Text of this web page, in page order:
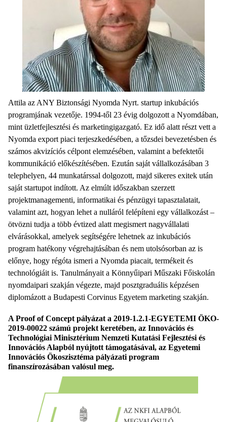
Attila az ANY Biztonsági Nyomda Nyrt. startup inkubációs
programjának vezetője. 1994-től 23 évig dolgozott a Nyomdában,
mint üzletfejlesztési és marketingigazgató. Ez idő alatt részt vett a
Nyomda export piaci terjeszkedésében, a tőzsdei bevezetésben és
számos akvizíciós célpont elemzésében, valamint a befektetői
kommunikáció előkészítésében. Ezután saját vállalkozásában 3
telephelyen, 44 munkatárssal dolgozott, majd sikeres exitek után
saját startupot indított. Az elmúlt időszakban szerzett
projektmanagementi, informatikai és pénzügyi tapasztalatait,
valamint azt, hogyan lehet a nulláról felépíteni egy vállalkozást –
ötvözni tudja a több évtized alatt megismert nagyvállalati
elvárásokkal, amelyek segítségére lehetnek az inkubációs
program hatékony végrehajtásában és nem utolsósorban az is
előnye, hogy régóta ismeri a Nyomda piacait, termékeit és
technológiáit is. Tanulmányait a Könnyűipari Műszaki Főiskolán
nyomdaipari szakján végezte, majd posztgraduális képzésen
diplomázott a Budapesti Corvinus Egyetem marketing szakján.
A Proof of Concept pályázat a 2019-1.2.1-EGYETEMI ÖKO-
2019-00022 számú projekt keretében, az Innovációs és
Technológiai Minisztérium Nemzeti Kutatási Fejlesztési és
Innovációs Alapból nyújtott támogatásával, az Egyetemi
Innovációs Ökoszisztéma pályázati program
finanszírozásában valósul meg.